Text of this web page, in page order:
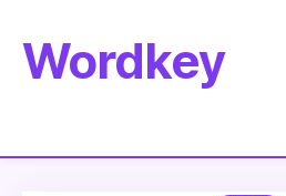
Wordkey